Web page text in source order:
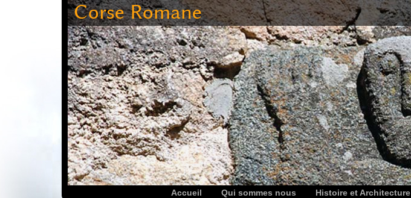
Corse Romane
Accueil Qui sommes nous Histoire et Architecture